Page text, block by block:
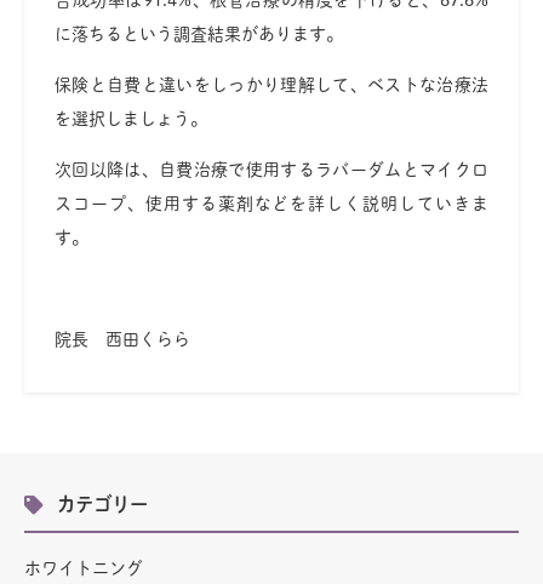
に落ちるという調査結果があります。
保険と自費と違いをしっかり理解して、ベストな治療法
を選択しましょう。
次回以降は、自費治療で使用するラバーダムとマイクロ
スコープ、使用する薬剤などを詳しく説明していきま
す。
院長 西田くらら
カテゴリー
ホワイトニング